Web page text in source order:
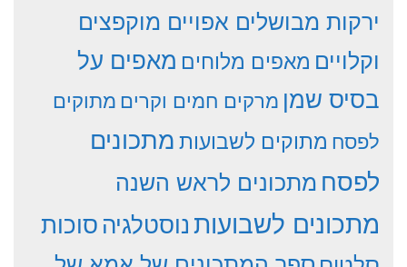
ירקות מבושלים אפויים מוקפצים
וקלויים מאפים מלוחים מאפים על
בסיס שמן מרקים חמים וקריםמתוקים
לפסח מתוקים לשבועותמתכונים
לפסח מתכונים לראש השנה
מתכונים לשבועותנוסטלגיהסוכות